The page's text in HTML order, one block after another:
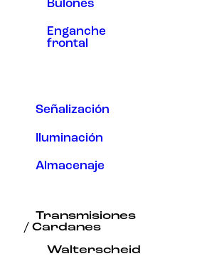
Bulones
Enganche
frontal
Señalización
Iluminación
Almacenaje
Transmisiones
/ Cardanes
Walterscheid